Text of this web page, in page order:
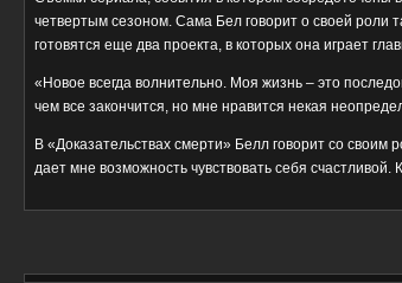
четвертым сезоном. Сама Бел говорит о своей роли
готовятся еще два проекта, в которых она играет
«Новое всегда волнительно. Моя жизнь – это
чем все закончится, но мне нравится некая
В «Доказательствах смерти» Белл говорит со
дает мне возможность чувствовать себя